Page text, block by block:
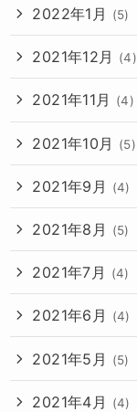
2022年1月 (5)
2021年12月 (4)
2021年11月 (4)
2021年10月 (5)
2021年9月 (4)
2021年8月 (5)
2021年7月 (4)
2021年6月 (4)
2021年5月 (5)
2021年4月 (4)